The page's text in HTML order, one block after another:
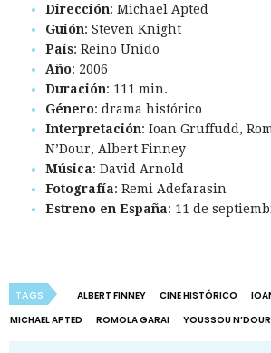
Dirección: Michael Apted
Guión: Steven Knight
País: Reino Unido
Año: 2006
Duración: 111 min.
Género: drama histórico
Interpretación: Ioan Gruffudd,
N’Dour, Albert Finney
Música: David Arnold
Fotografía: Remi Adefarasin
Estreno en España: 11 de
TAGS ALBERT FINNEY CINE HISTÓRICO
MICHAEL APTED
ROMOLA GARAI YOUSSOU N’DOUR